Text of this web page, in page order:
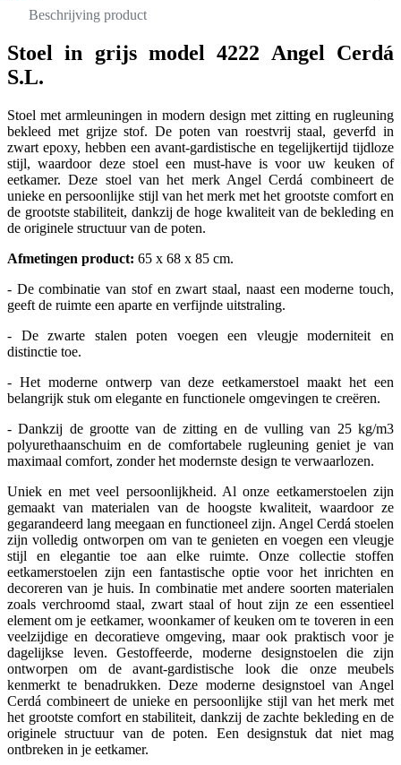
Beschrijving product
Stoel in grijs model 4222 Angel Cerdá
S.L.
Stoel met armleuningen in modern design met zitting en rugleuning
bekleed met grijze stof. De poten van roestvrij staal, geverfd in
zwart epoxy, hebben een avant-gardistische en tegelijkertijd tijdloze
stijl, waardoor deze stoel een must-have is voor uw keuken of
eetkamer. Deze stoel van het merk Angel Cerdá combineert de
unieke en persoonlijke stijl van het merk met het grootste comfort en
de grootste stabiliteit, dankzij de hoge kwaliteit van de bekleding en
de originele structuur van de poten.
Afmetingen product: 65 x 68 x 85 cm.
- De combinatie van stof en zwart staal, naast een moderne touch,
geeft de ruimte een aparte en verfijnde uitstraling.
- De zwarte stalen poten voegen een vleugje moderniteit en
distinctie toe.
- Het moderne ontwerp van deze eetkamerstoel maakt het een
belangrijk stuk om elegante en functionele omgevingen te creëren.
- Dankzij de grootte van de zitting en de vulling van 25 kg/m3
polyurethaanschuim en de comfortabele rugleuning geniet je van
maximaal comfort, zonder het modernste design te verwaarlozen.
Uniek en met veel persoonlijkheid. Al onze eetkamerstoelen zijn
gemaakt van materialen van de hoogste kwaliteit, waardoor ze
gegarandeerd lang meegaan en functioneel zijn. Angel Cerdá stoelen
zijn volledig ontworpen om van te genieten en voegen een vleugje
stijl en elegantie toe aan elke ruimte. Onze collectie stoffen
eetkamerstoelen zijn een fantastische optie voor het inrichten en
decoreren van je huis. In combinatie met andere soorten materialen
zoals verchroomd staal, zwart staal of hout zijn ze een essentieel
element om je eetkamer, woonkamer of keuken om te toveren in een
veelzijdige en decoratieve omgeving, maar ook praktisch voor je
dagelijkse leven. Gestoffeerde, moderne designstoelen die zijn
ontworpen om de avant-gardistische look die onze meubels
kenmerkt te benadrukken. Deze moderne designstoel van Angel
Cerdá combineert de unieke en persoonlijke stijl van het merk met
het grootste comfort en stabiliteit, dankzij de zachte bekleding en de
originele structuur van de poten. Een designstuk dat niet mag
ontbreken in je eetkamer.